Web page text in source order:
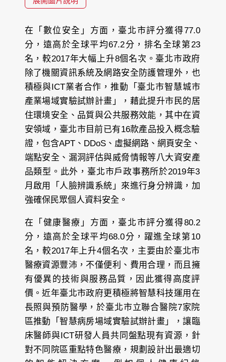
在「數位安全」方面，臺北市評分獲得77.0
分，遠高於全球平均67.2分，排名全球第23
名，較2017年大幅上升8個名次。臺北市政府
除了機關資訊系統及網路安全防護管理外，也
積極與ICT業者合作，推動「臺北市智慧城市
產業場域實驗試辦計畫」，藉此提升市民的居
住環境安全、品質與公共服務效能，其中在資
安領域，臺北市目前已有16款產品投入概念驗
證，包含APT、DDoS、虛擬網路、網頁安全、
端點安全、漏洞評估與威脅情報等八大資安產
品類型。此外，臺北市戶政事務所於2019年3
月啟用「人臉辨識系統」來進行身分辨識，加
強確保民眾個人資料安全。
在「健康醫療」方面，臺北市評分獲得80.2
分，遠高於全球平均68.0分，躍進全球第10
名，較2017年上升4個名次，主要由於臺北市
醫療資源豐沛，不僅便利、費用合理，而且擁
有優異的技術與服務品質，因此獲得高度評
價。近年臺北市政府更積極將智慧科技運用在
長照與預防醫學，於臺北市立聯合醫院7家院
區推動「智慧病房場域實驗試辦計畫」，讓臨
床醫師與ICT研發人員共同盤點現有資源，針
對不同院區重點特色醫療，規劃設計出最適切